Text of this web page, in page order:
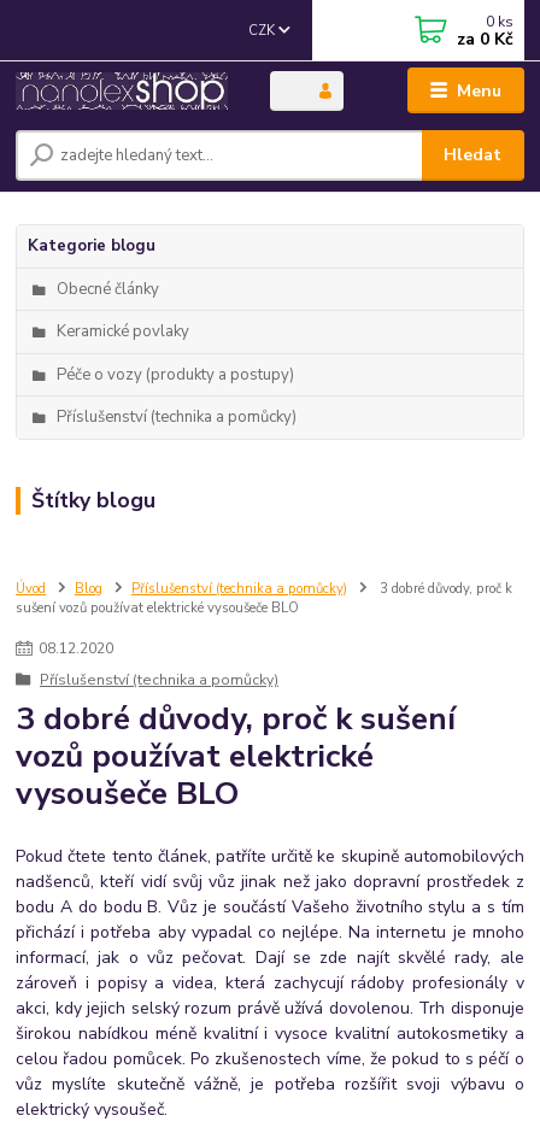
Menu
CZK
Hledat
0 ks
za 0 Kč
Kategorie blogu
Obecné články
Keramické povlaky
Péče o vozy (produkty a postupy)
Příslušenství (technika a pomůcky)
Štítky blogu
Úvod Blog Příslušenství (technika a pomůcky)
3 dobré důvody, proč k
sušení vozů používat elektrické vysoušeče BLO
08.12.2020
Příslušenství (technika a pomůcky)
3 dobré důvody, proč k sušení
vozů používat elektrické
vysoušeče BLO
Pokud čtete tento článek, patříte určitě ke skupině automobilových
nadšenců, kteří vidí svůj vůz jinak než jako dopravní prostředek z
bodu A do bodu B. Vůz je součástí Vašeho životního stylu a s tím
přichází i potřeba aby vypadal co nejlépe. Na internetu je mnoho
informací, jak o vůz pečovat. Dají se zde najít skvělé rady, ale
zároveň i popisy a videa, která zachycují rádoby profesionály v
akci, kdy jejich selský rozum právě užívá dovolenou. Trh disponuje
širokou nabídkou méně kvalitní i vysoce kvalitní autokosmetiky a
celou řadou pomůcek. Po zkušenostech víme, že pokud to s péčí o
vůz myslíte skutečně vážně, je potřeba rozšířit svoji výbavu o
elektrický vysoušeč.